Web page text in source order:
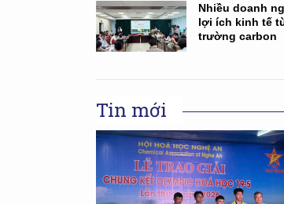
Nhiều doanh
lợi ích kinh tế
trường carbon
Tin mới